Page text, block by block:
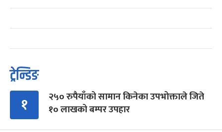
ट्रेन्डिङ
१
२५० रुपैयाँको सामान किनेका उपभोक्ताले जिते
१० लाखको बम्पर उपहार